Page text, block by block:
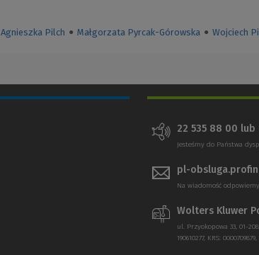
Agnieszka Pilch ● Małgorzata Pyrcak-Górowska ● Wojciech
22 535 88 00 lub
Jesteśmy do Państwa
pl-
Na wiadomość
Wolters Kluwer
ul. Przyokopowa 33, 01-
190610277, KRS: